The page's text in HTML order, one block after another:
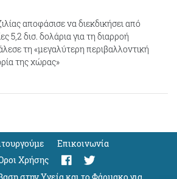
αποφάσισε να διεκδικήσει από
5,2 δισ. δολάρια για τη διαρροή
τη «μεγαλύτερη περιβαλλοντική
της χώρας»
Eπικοινωνία
Χρήσης